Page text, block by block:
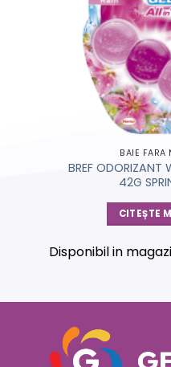
BAIE
BREF ODORIZANT
42G
CITEȘTE
Disponibil in